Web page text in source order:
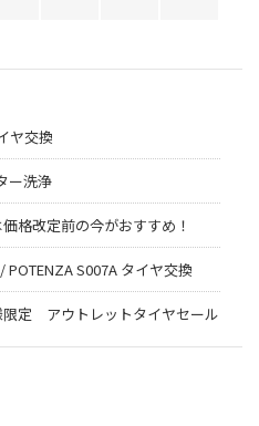
ヤ交換
ー洗浄
格改定前の今がおすすめ！
POTENZA S007A タイヤ交換
定 アウトレットタイヤセール